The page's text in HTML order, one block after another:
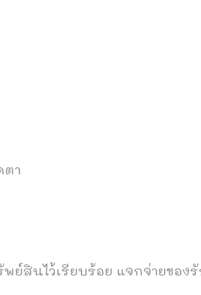
ตา
ย์สินไว้เรียบร้อย แจกจ่ายของ